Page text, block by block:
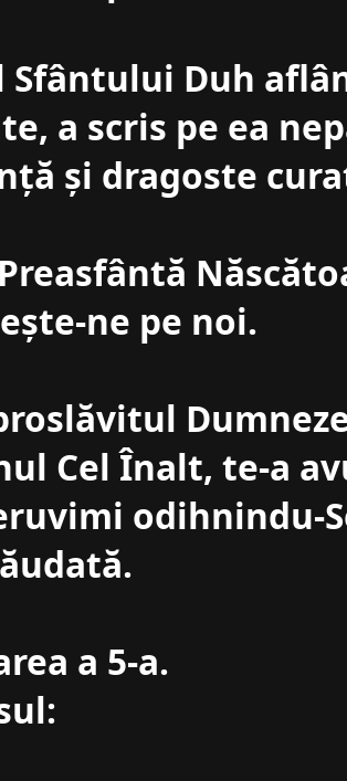
Sfântului Duh
a scris pe ea
şi dragoste
ne pe noi.
Cel Înalt, te-a
odihnindu-
a 5-a.